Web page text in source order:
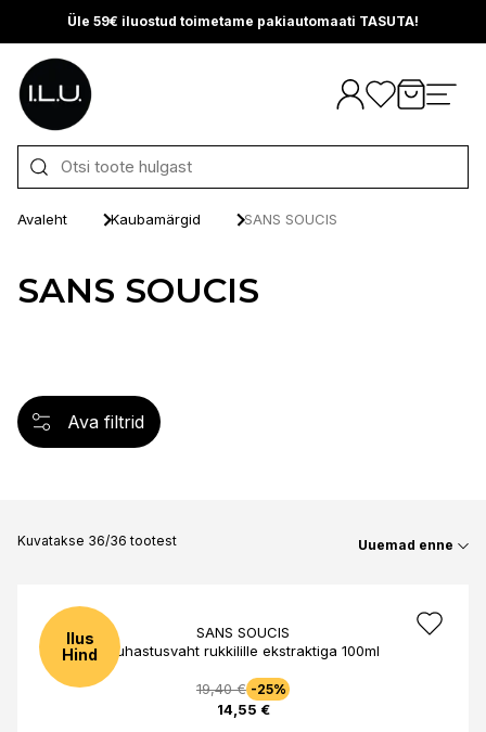
Üle 59€ iluostud toimetame pakiautomaati TASUTA!
Otse sisu juurde
Avaleht Kaubamärgid SANS SOUCIS
SANS SOUCIS
Ava filtrid
Kuvatakse 36/36 tootest Uuemad enne
Ilus
Hind
SANS SOUCIS
Puhastusvaht rukkilille ekstraktiga 100ml
19,40 € -25%
14,55 €